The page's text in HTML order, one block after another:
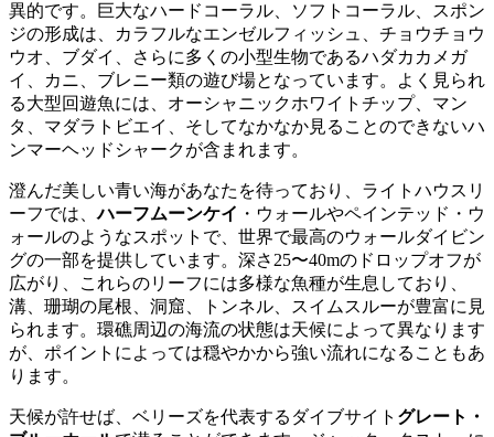
異的です。巨大なハードコーラル、ソフトコーラル、スポン
ジの形成は、カラフルなエンゼルフィッシュ、チョウチョウ
ウオ、ブダイ、さらに多くの小型生物であるハダカカメガ
イ、カニ、ブレニー類の遊び場となっています。よく見られ
る大型回遊魚には、オーシャニックホワイトチップ、マン
タ、マダラトビエイ、そしてなかなか見ることのできないハ
ンマーヘッドシャークが含まれます。
澄んだ美しい青い海があなたを待っており、ライトハウスリ
ーフでは、ハーフムーンケイ ・ウォールやペインテッド・ウ
ォールのようなスポットで、世界で最高のウォールダイビン
グの一部を提供しています。深さ25〜40mのドロップオフが
広がり、これらのリーフには多様な魚種が生息しており、
溝、珊瑚の尾根、洞窟、トンネル、スイムスルーが豊富に見
られます。環礁周辺の海流の状態は天候によって異なります
が、ポイントによっては穏やかから強い流れになることもあ
ります。
天候が許せば、ベリーズを代表するダイブサイト グレート・